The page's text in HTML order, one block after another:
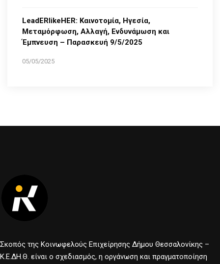
LeadERlikeHER: Καινοτομία, Ηγεσία,
Μεταμόρφωση, Αλλαγή, Ενδυνάμωση και
Έμπνευση – Παρασκευή 9/5/2025
05/05/2025
Σκοπός της Κοινωφελούς Επιχείρησης Δήμου Θεσσαλονίκης –
Κ.Ε.ΔΗ.Θ. είναι ο σχεδιασμός, η οργάνωση και πραγματοποίηση